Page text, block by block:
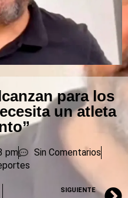
para los
un atleta
pm
Sin Comentarios
SIGUIENTE